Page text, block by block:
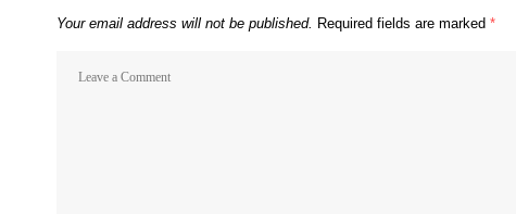
Your email address will not be published. Required fields are marked *